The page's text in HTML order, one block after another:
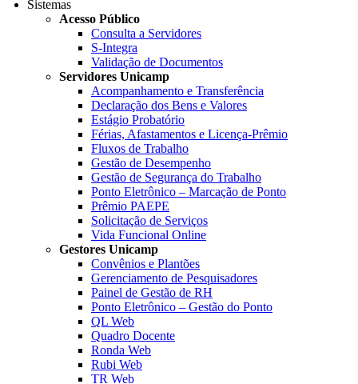
Sistemas
Acesso Público
Consulta a Servidores
S-Integra
Validação de Documentos
Servidores Unicamp
Acompanhamento e Transferência
Declaração dos Bens e Valores
Estágio Probatório
Férias, Afastamentos e Licença-Prêmio
Fluxos de Trabalho
Gestão de Desempenho
Gestão de Segurança do Trabalho
Ponto Eletrônico – Marcação de Ponto
Prêmio PAEPE
Solicitação de Serviços
Vida Funcional Online
Gestores Unicamp
Convênios e Plantões
Gerenciamento de Pesquisadores
Painel de Gestão de RH
Ponto Eletrônico – Gestão do Ponto
QL Web
Quadro Docente
Ronda Web
Rubi Web
TR Web